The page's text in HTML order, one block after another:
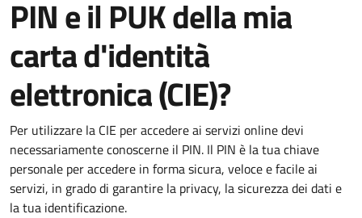
PIN e il PUK della mia
carta d'identità
elettronica (CIE)?
Per utilizzare la CIE per accedere ai servizi online devi
necessariamente conoscerne il PIN. Il PIN è la tua chiave
personale per accedere in forma sicura, veloce e facile ai
servizi, in grado di garantire la privacy, la sicurezza dei dati e
la tua identificazione.